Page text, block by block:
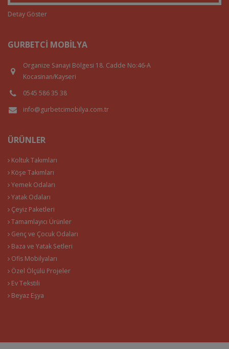
Detay Göster
GURBETCI MOBILYA
Organize Sanayi Bölgesi 18. Cadde No:46-A
Kocasinan/Kayseri
0545 586 35 38
info@gurbetcimobilya.com.tr
ÜRÜNLER
Koltuk Takımları
Köşe Takımları
Yemek Odaları
Yatak Odaları
Çeyiz Paketleri
Tamamlayıcı Ürünler
Genç ve Çocuk Odaları
Baza ve Yatak Setleri
Ofis Mobilyaları
Özel Ölçülü Projeler
Ev Tekstili
Beyaz Eşya